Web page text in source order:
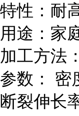
特性：耐
用途：家
加工方法
参数：
密
断裂伸长